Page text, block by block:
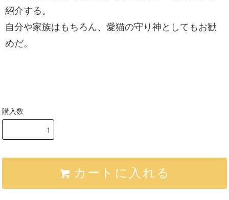
紹介する。
自分や家族はもちろん、愛猫の守り神としてもお勧
めだ。
購入数
カートに入れる